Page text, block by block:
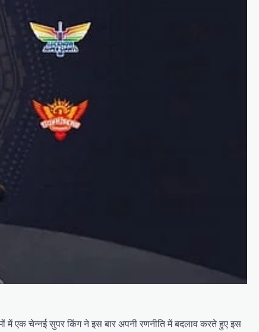
एक चेन्नई सुपर किंग ने इस बार अपनी रणनीति में बदलाव करते हुए इस